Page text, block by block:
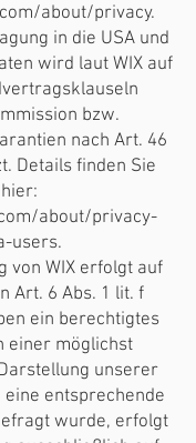
about/privacy.
in die USA und
wird laut WIX auf
bzw.
nach Art. 46
Details finden Sie
hier:
about/privacy-
users.
von WIX erfolgt auf
Art. 6 Abs. 1 lit. f
ein berechtigtes
einer möglichst
unserer
entsprechende
wurde, erfolgt